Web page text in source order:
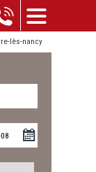
lès-nancy